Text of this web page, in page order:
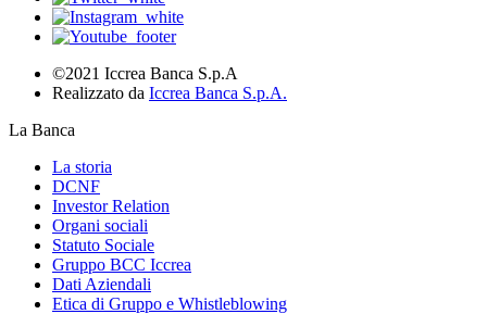
©2021 Iccrea Banca S.p.A
Realizzato da Iccrea Banca S.p.A.
La Banca
La storia
DCNF
Investor Relation
Organi sociali
Statuto Sociale
Gruppo BCC Iccrea
Dati Aziendali
Etica di Gruppo e Whistleblowing